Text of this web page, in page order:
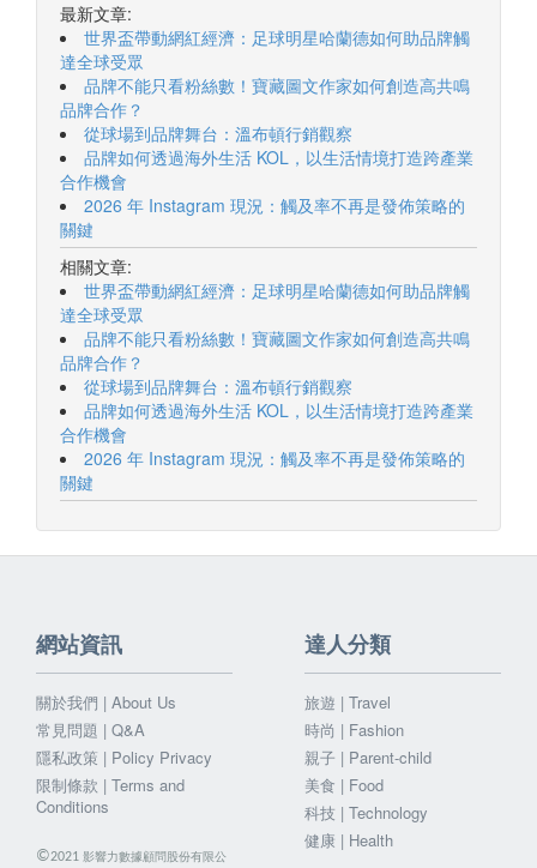
最新文章:
世界盃帶動網紅經濟：足球明星哈蘭德如何助品牌觸
達全球受眾
品牌不能只看粉絲數！寶藏圖文作家如何創造高共鳴
品牌合作？
從球場到品牌舞台：溫布頓行銷觀察
品牌如何透過海外生活 KOL，以生活情境打造跨產業
合作機會
2026 年 Instagram 現況：觸及率不再是發佈策略的
關鍵
相關文章:
世界盃帶動網紅經濟：足球明星哈蘭德如何助品牌觸
達全球受眾
品牌不能只看粉絲數！寶藏圖文作家如何創造高共鳴
品牌合作？
從球場到品牌舞台：溫布頓行銷觀察
品牌如何透過海外生活 KOL，以生活情境打造跨產業
合作機會
2026 年 Instagram 現況：觸及率不再是發佈策略的
關鍵
網站資訊
關於我們 | About Us
常見問題 | Q&A
隱私政策 | Policy Privacy
限制條款 | Terms and
Conditions
©2021 影響力數據顧問股份有限公
達人分類
旅遊 | Travel
時尚 | Fashion
親子 | Parent-child
美食 | Food
科技 | Technology
健康 | Health